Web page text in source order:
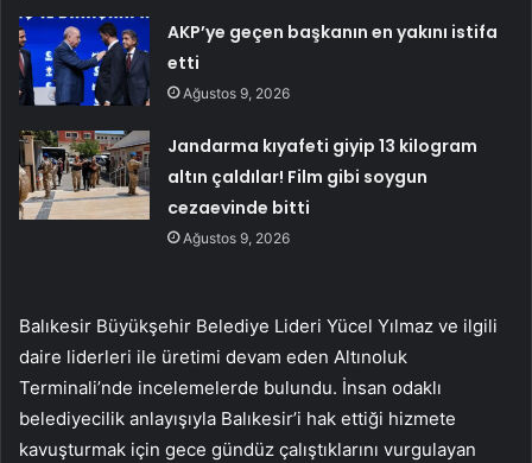
AKP’ye geçen başkanın en yakını istifa
etti
Ağustos 9, 2026
Jandarma kıyafeti giyip 13 kilogram
altın çaldılar! Film gibi soygun
cezaevinde bitti
Ağustos 9, 2026
Balıkesir Büyükşehir Belediye Lideri Yücel Yılmaz ve ilgili
daire liderleri ile üretimi devam eden Altınoluk
Terminali’nde incelemelerde bulundu. İnsan odaklı
belediyecilik anlayışıyla Balıkesir’i hak ettiği hizmete
kavuşturmak için gece gündüz çalıştıklarını vurgulayan